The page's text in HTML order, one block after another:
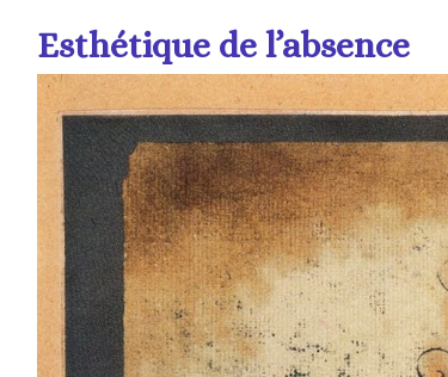
Esthétique de l’absence